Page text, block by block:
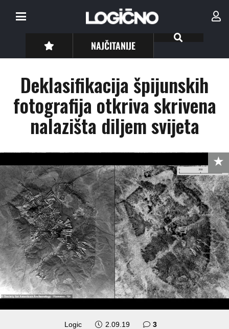
NAJČITANIJE
Deklasifikacija špijunskih
fotografija otkriva skrivena
nalazišta diljem svijeta
Logic 2.09.19 3komentara